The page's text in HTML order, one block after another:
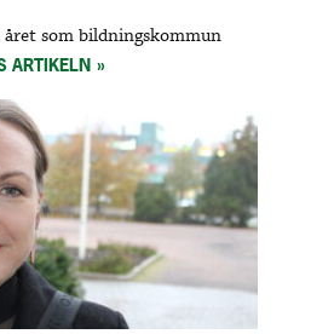
som bildningskommun
ARTIKELN